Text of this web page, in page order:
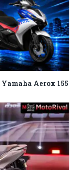
Yamaha Aerox 155